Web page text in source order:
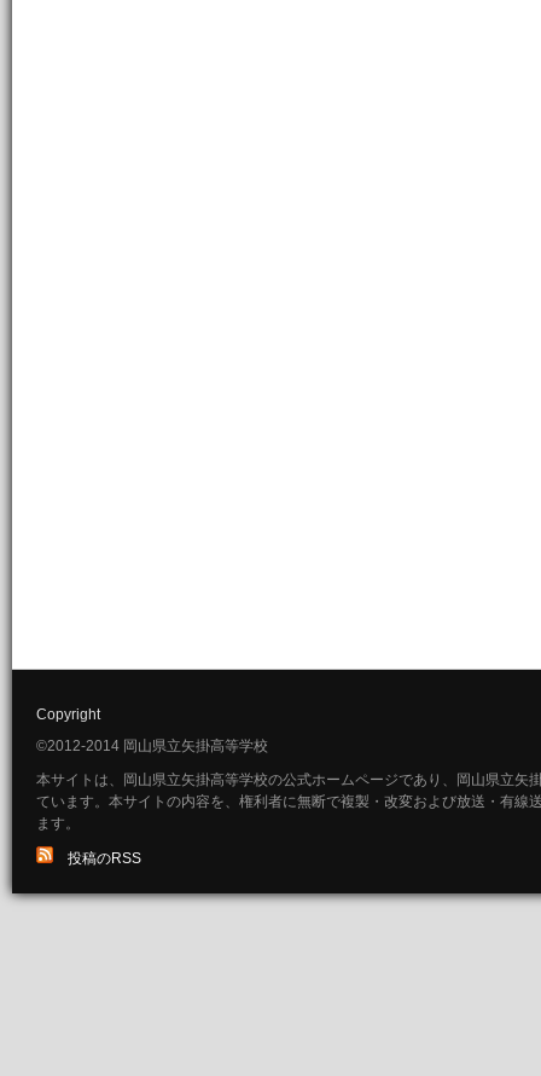
Copyright
©2012-2014 岡山県立矢掛高等学校
本サイトは、岡山県立矢掛高等学校の公式ホームページであり、岡山県立矢
ています。本サイトの内容を、権利者に無断で複製・改変および放送・有線
ます。
投稿のRSS